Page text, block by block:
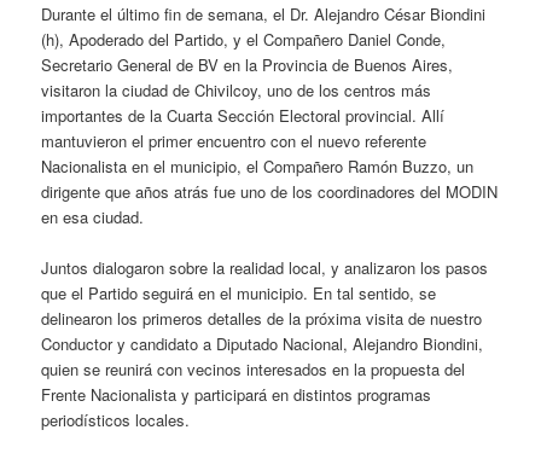
Durante el último fin de semana, el Dr. Alejandro César Biondini
(h), Apoderado del Partido, y el Compañero Daniel Conde,
Secretario General de BV en la Provincia de Buenos Aires,
visitaron la ciudad de Chivilcoy, uno de los centros más
importantes de la Cuarta Sección Electoral provincial. Allí
mantuvieron el primer encuentro con el nuevo referente
Nacionalista en el municipio, el Compañero Ramón Buzzo, un
dirigente que años atrás fue uno de los coordinadores del MODIN
en esa ciudad.
Juntos dialogaron sobre la realidad local, y analizaron los pasos
que el Partido seguirá en el municipio. En tal sentido, se
delinearon los primeros detalles de la próxima visita de nuestro
Conductor y candidato a Diputado Nacional, Alejandro Biondini,
quien se reunirá con vecinos interesados en la propuesta del
Frente Nacionalista y participará en distintos programas
periodísticos locales.